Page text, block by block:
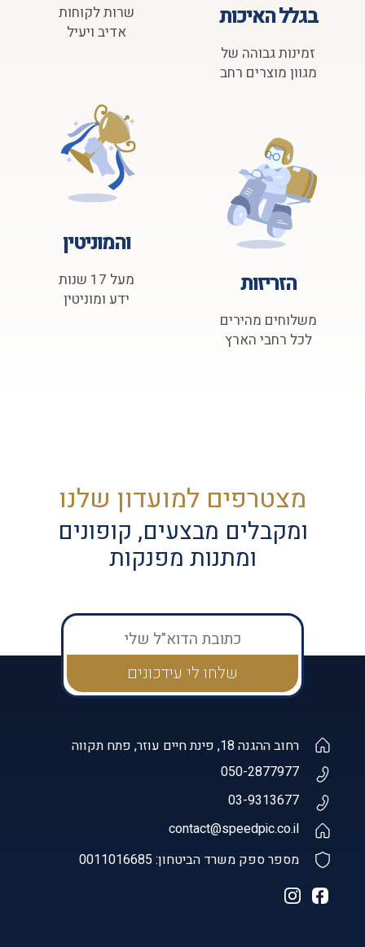
בגלל האיכות
זמינות גבוהה של
מגוון מוצרים רחב
שרות לקוחות
אדיב ויעיל
הזריזות
משלוחים מהירים
לכל רחבי הארץ
והמוניטין
מעל 17 שנות
ידע ומוניטין
מצטרפים למועדון שלנו
ומקבלים מבצעים, קופונים
ומתנות מפנקות
רחוב ההגנה 18, פינת חיים עוזר, פתח תקווה
050-2877977
03-9313677
contact@speedpic.co.il
מספר ספק משרד הביטחון: 0011016685